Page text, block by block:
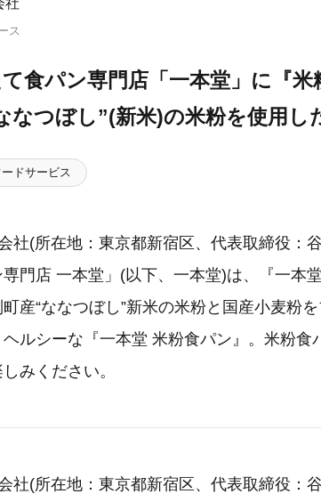
ス
食パン専門店「一本堂」に『
なつぼし”(新米)の米粉を使用し
ドサービス
社(所在地：東京都新宿区、代表取締役：
専門店 一本堂」(以下、一本堂)は、『一本
産“ななつぼし”新米の米粉と国産小麦粉
ヘルシーな『一本堂 米粉食パン』。米粉食
みください。
社(所在地：東京都新宿区、代表取締役：